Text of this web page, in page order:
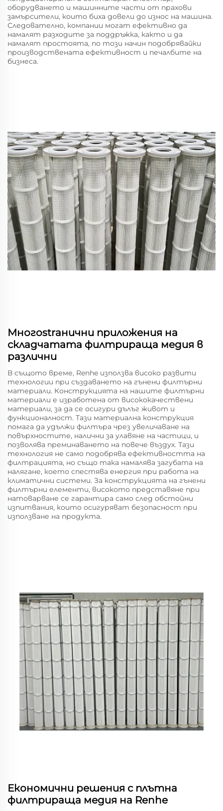
оборудването и машинните части от прахови
замърсители, които биха довели до износ на машина.
Следователно, компании могат ефективно да
намалят разходите за поддръжка, както и да
намалят простоята, по този начин подобрявайки
производствената ефективност и печалбите на
бизнеса.
Многоstrанични приложения на
складчатата филтрираща медия в
различни
В същото време, Renhe използва високо развити
технологии при създаването на гънени филтърни
материали. Конструкцията на нашите филтърни
материали е изработена от висококачествени
материали, за да се осигури дълъг живот и
функционалност. Тази материална конструкция
помага да удължи филтъра чрез увеличаване на
повърхностите, налични за улавяне на частици, и
позволява преминаването на повече въздух. Тази
технология не само подобрява ефективността на
филтрацията, но също така намалява загубата на
налягане, което спестява енергия при работа на
климатични системи. За конструкцията на гънени
филтърни елементи, високото представяне при
натоварване се гарантира само след обстойни
изпитвания, които осигуряват безопасност при
използване на продукта.
Економични решения с плътна
филтрираща медия на Renhe